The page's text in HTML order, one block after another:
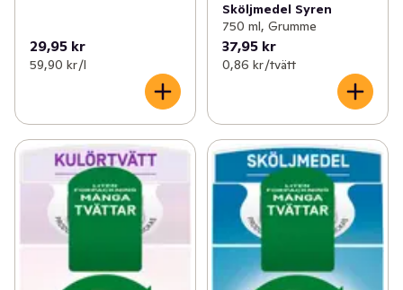
29,95 kr
59,90 kr /l
Sköljmedel Syren
750 ml, Grumme
37,95 kr
0,86 kr /tvätt